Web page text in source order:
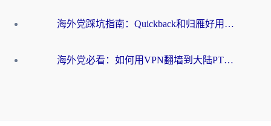
海外党踩坑指南：Quickback和归雁好用吗？选对加速器才能无缝刷国内资源
海外党必看：如何用VPN翻墙到大陆PTT？一篇解决你所有回国加速痛点